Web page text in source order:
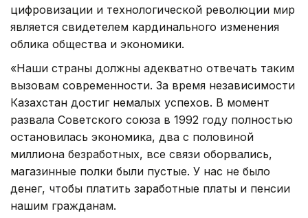
цифровизации и технологической революции мир
является свидетелем кардинального изменения
облика общества и экономики.
«Наши страны должны адекватно отвечать таким
вызовам современности. За время независимости
Казахстан достиг немалых успехов. В момент
развала Советского союза в 1992 году полностью
остановилась экономика, два с половиной
миллиона безработных, все связи оборвались,
магазинные полки были пустые. У нас не было
денег, чтобы платить заработные платы и пенсии
нашим гражданам.